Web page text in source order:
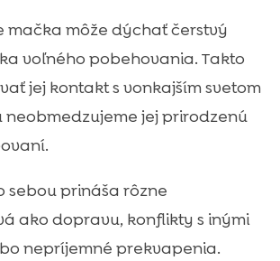
mačka môže dýchať čerstvý
voľného pobehovania. Takto
jej kontakt s vonkajším svetom
jej prirodzenú
sebou prináša rôzne
ako dopravu, konflikty s inými
nepríjemné prekvapenia.